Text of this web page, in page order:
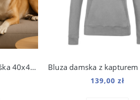
Czarna poszewka na jaśka 40x40 z psią łapką
139,00 zł